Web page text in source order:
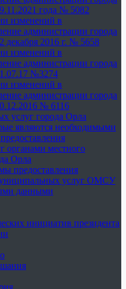
года № 5082
изменений в
администрации города
декабря 2016 г. № 5658
изменений в
администрации города
№3274
изменений в
администрации города
№ 6116
услуг города Орла
являются необходимыми
органами местного
Орла
предоставления
услуг ОМСУ
данными
инициатив президента